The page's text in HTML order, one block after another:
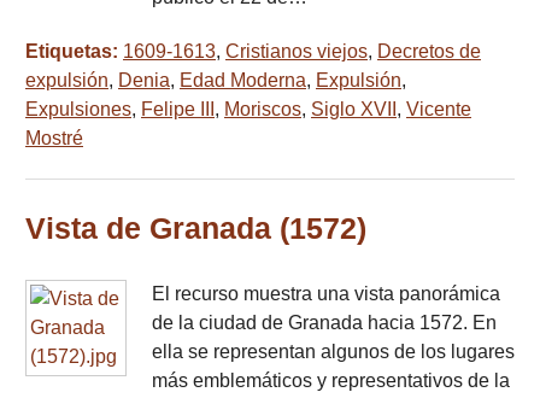
Etiquetas: 1609-1613, Cristianos viejos, Decretos de
expulsión, Denia, Edad Moderna, Expulsión,
Expulsiones, Felipe III , Moriscos, Siglo XVII , Vicente
Mostré
Vista de Granada (1572)
El recurso muestra una vista panorámica
de la ciudad de Granada hacia 1572. En
ella se representan algunos de los lugares
más emblemáticos y representativos de la